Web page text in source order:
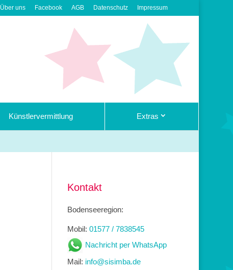
Über uns Facebook AGB Datenschutz Impressum
Künstlervermittlung Extras
Kontakt
Bodenseeregion:
Mobil:01577 / 7838545
Nachricht per WhatsApp
Mail: info@sisimba.de